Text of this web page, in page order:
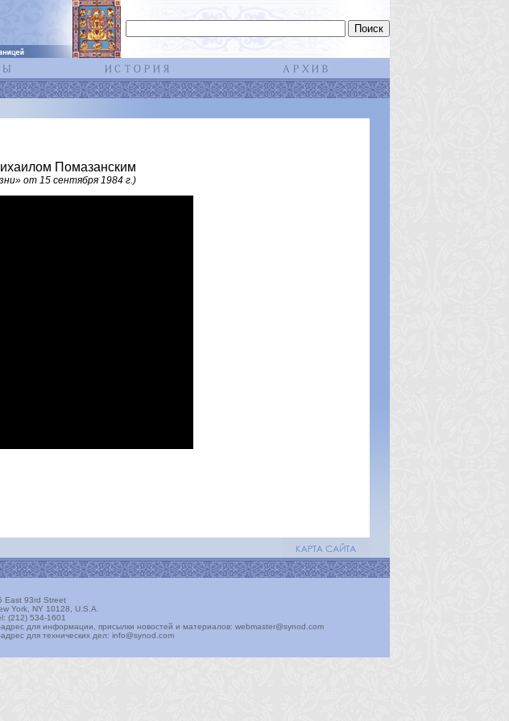
Помазанским
от 15 сентября 1984 г.)
East 93rd Street
York, NY 10128, U.S.A.
(212) 534-1601
для информации, присылки новостей и материалов: webmaster@synod.com
для технических дел: info@synod.com